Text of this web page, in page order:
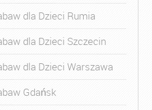
dla Dzieci Rumia
dla Dzieci Szczecin
dla Dzieci Warszawa
Gdańsk